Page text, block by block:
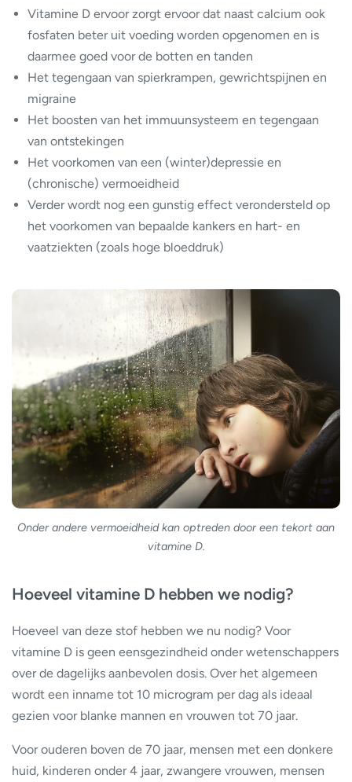
Vitamine D ervoor zorgt ervoor dat naast calcium ook
fosfaten beter uit voeding worden opgenomen en is
daarmee goed voor de botten en tanden
Het tegengaan van spierkrampen, gewrichtspijnen en
migraine
Het boosten van het immuunsysteem en tegengaan
van ontstekingen
Het voorkomen van een (winter)depressie en
(chronische) vermoeidheid
Verder wordt nog een gunstig effect verondersteld op
het voorkomen van bepaalde kankers en hart- en
vaatziekten (zoals hoge bloeddruk)
Onder andere vermoeidheid kan optreden door een tekort aan
vitamine D.
Hoeveel vitamine D hebben we nodig?
Hoeveel van deze stof hebben we nu nodig? Voor
vitamine D is geen eensgezindheid onder wetenschappers
over de dagelijks aanbevolen dosis. Over het algemeen
wordt een inname tot 10 microgram per dag als ideaal
gezien voor blanke mannen en vrouwen tot 70 jaar.
Voor ouderen boven de 70 jaar, mensen met een donkere
huid, kinderen onder 4 jaar, zwangere vrouwen, mensen